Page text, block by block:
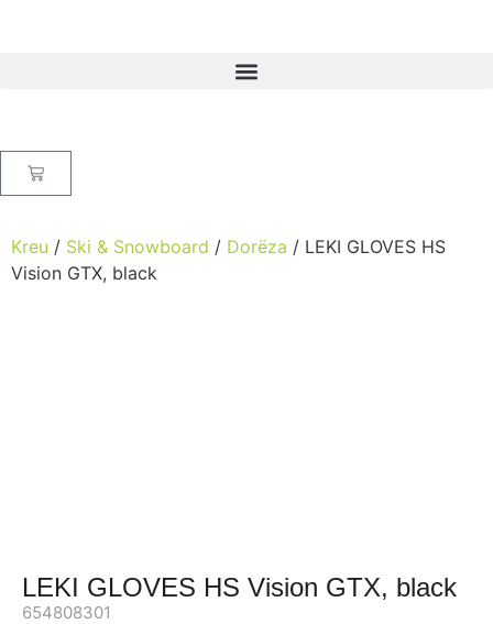
Kreu / Ski & Snowboard / Dorëza / LEKI GLOVES HS
Vision GTX, black
LEKI GLOVES HS Vision GTX, black
654808301